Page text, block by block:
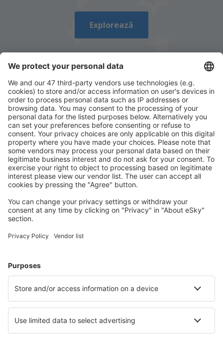
Explorează
Descarcă aplicația noastrăși organizează-ţi
convenabil călătoriile
Planifică-ți călătoria
Bilete de avion
Zbor+Hotel
Află mai multe